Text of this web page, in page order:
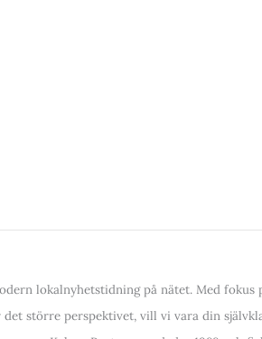
lokalnyhetstidning på nätet. Med fokus
större perspektivet, vill vi vara din